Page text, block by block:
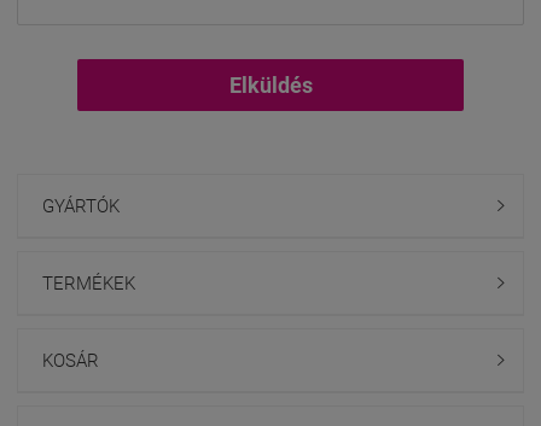
Elküldés
GYÁRTÓK 
TERMÉKEK 
KOSÁR 